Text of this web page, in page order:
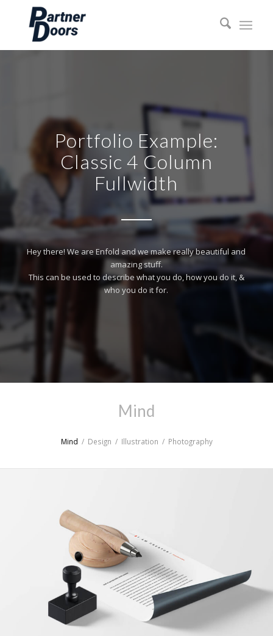
Portfolio Example:
Classic 4 Column
Fullwidth
Hey there! We are Enfold and we make really beautiful and
amazing stuff.
This can be used to describe what you do, how you do it, &
who you do it for.
Mind
Mind / Design / Illustration / Photography